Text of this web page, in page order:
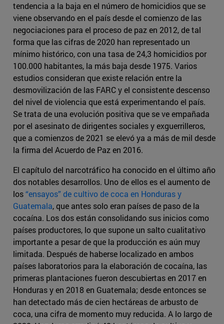
tendencia a la baja en el número de homicidios que se
viene observando en el país desde el comienzo de las
negociaciones para el proceso de paz en 2012, de tal
forma que las cifras de 2020 han representado un
mínimo histórico, con una tasa de 24,3 homicidios por
100.000 habitantes, la más baja desde 1975. Varios
estudios consideran que existe relación entre la
desmovilización de las FARC y el consistente descenso
del nivel de violencia que está experimentando el país.
Se trata de una evolución positiva que se ve empañada
por el asesinato de dirigentes sociales y exguerrilleros,
que a comienzos de 2021 se elevó ya a más de mil desde
la firma del Acuerdo de Paz en 2016.
El capítulo del narcotráfico ha conocido en el último año
dos notables desarrollos. Uno de ellos es el aumento de
los“ensayos” de cultivo de coca en Honduras y
Guatemala, que antes solo eran países de paso de la
cocaína. Los dos están consolidando sus inicios como
países productores, lo que supone un salto cualitativo
importante a pesar de que la producción es aún muy
limitada. Después de haberse localizado en ambos
países laboratorios para la elaboración de cocaína, las
primeras plantaciones fueron descubiertas en 2017 en
Honduras y en 2018 en Guatemala; desde entonces se
han detectado más de cien hectáreas de arbusto de
coca, una cifra de momento muy reducida. A lo largo de